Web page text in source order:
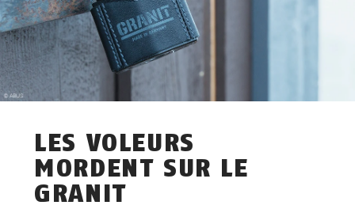
LES VOLEURS
MORDENT SUR LE
GRANIT